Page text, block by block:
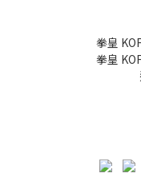
拳皇
拳皇